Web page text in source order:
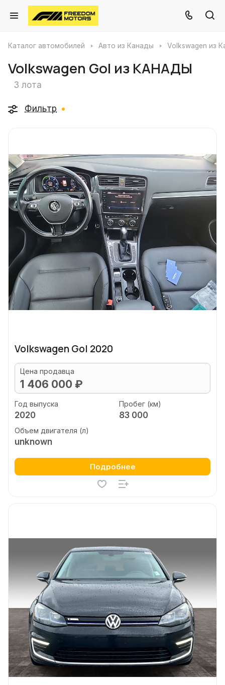
Каталог автомобилей Авто из Канады Volkswagen из
Volkswagen Gol из КАНАДЫ
3 лота
Фильтр
Volkswagen Gol 2020
Цена продавца
1 406 000 ₽
Год выпуска
2020
Пробег (км)
83 000
Объем двигателя (л)
unknown
Подробнее